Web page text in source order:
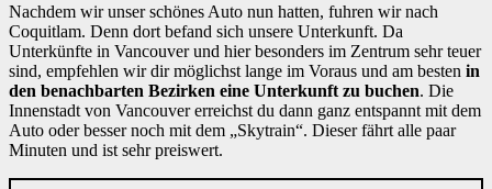
Nachdem wir unser schönes Auto nun hatten, fuhren wir nach
Coquitlam. Denn dort befand sich unsere Unterkunft. Da
Unterkünfte in Vancouver und hier besonders im Zentrum sehr teuer
sind, empfehlen wir dir möglichst lange im Voraus und am besten in
den benachbarten Bezirken eine Unterkunft zu buchen. Die
Innenstadt von Vancouver erreichst du dann ganz entspannt mit dem
Auto oder besser noch mit dem „Skytrain“. Dieser fährt alle paar
Minuten und ist sehr preiswert.